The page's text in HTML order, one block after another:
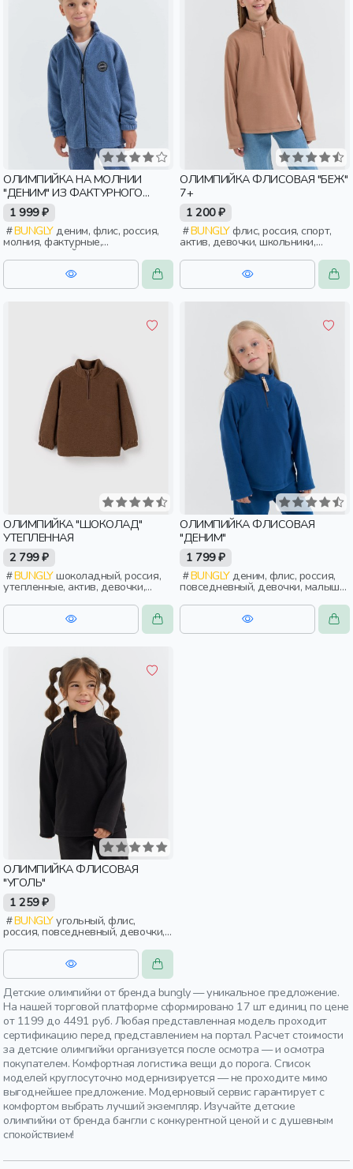
ОЛИМПИЙКА НА МОЛНИИ
"ДЕНИМ" ИЗ ФАКТУРНОГО
ФЛИСА
1 999 ₽
BUNGLYденим, флис, россия,
молния, фактурные,
повседневный, мальчики,
малыши, дошкольники, дети
ОЛИМПИЙКА ФЛИСОВАЯ "БЕЖ"
7+
1 200 ₽
BUNGLYфлис, россия, спорт,
актив, девочки, школьники,
ОЛИМПИЙКА "ШОКОЛАД"
УТЕПЛЕННАЯ
2 799 ₽
BUNGLYшоколадный, россия,
утепленные, актив, девочки,
малыши, дошкольники, дети
ОЛИМПИЙКА ФЛИСОВАЯ
"ДЕНИМ"
1 799 ₽
BUNGLYденим, флис, россия,
повседневный, девочки, малыши,
ОЛИМПИЙКА ФЛИСОВАЯ
"УГОЛЬ"
1 259 ₽
BUNGLYугольный, флис,
россия, повседневный, девочки,
малыши, дошкольники, дети
Детские олимпийки от бренда bungly — уникальное предложение.
На нашей торговой платформе сформировано 17 шт единиц по цене
от 1199 до 4491 руб. Любая представленная модель проходит
сертификацию перед представлением на портал. Расчет стоимости
за детские олимпийки организуется после осмотра — и осмотра
покупателем. Комфортная логистика вещи до порога. Список
моделей круглосуточно модернизируется — не проходите мимо
выгоднейшее предложение. Модерновый сервис гарантирует с
комфортом выбрать лучший экземпляр. Изучайте детские
олимпийки от бренда бангли с конкурентной ценой и с душевным
спокойствием!